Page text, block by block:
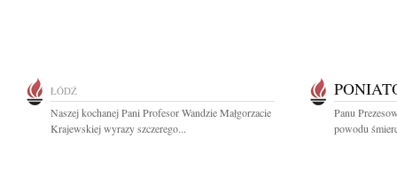
ŁÓDŹ
Naszej kochanej Pani Profesor Wandzie Małgorzacie
Krajewskiej wyrazy szczerego...
Panu
powodu